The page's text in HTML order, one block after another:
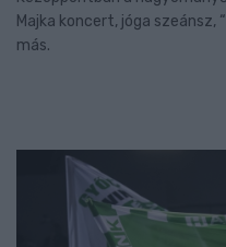
Majka koncert, jóga szeánsz,
más.